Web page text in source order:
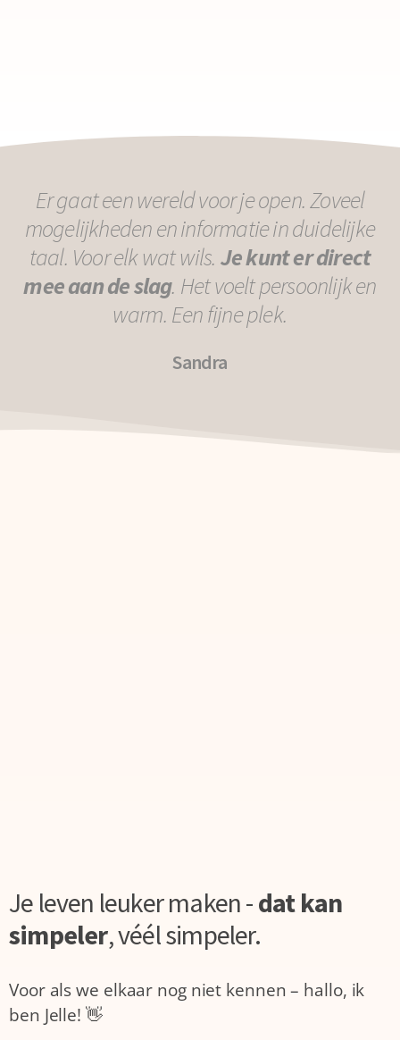
Er gaat een wereld voor je open. Zoveel
mogelijkheden en informatie in duidelijke
taal. Voor elk wat wils. Je kunt er direct
mee aan de slag. Het voelt persoonlijk en
warm. Een fijne plek.
Sandra
Je leven leuker maken -dat kan
simpeler,véél simpeler.
Voor als we elkaar nog niet kennen – hallo, ik
ben Jelle! 👋